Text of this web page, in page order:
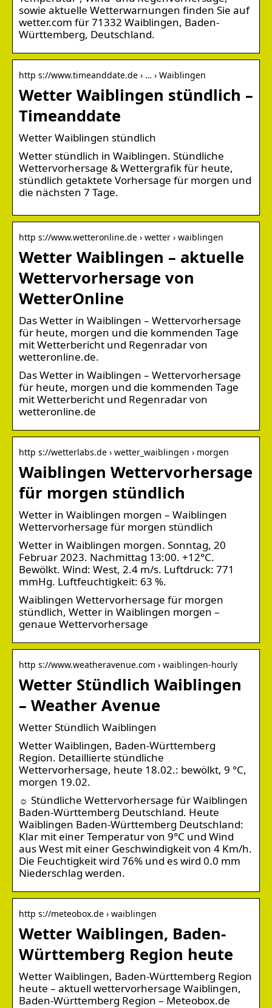
sowie aktuelle Wetterwarnungen finden Sie auf
wetter.com für 71332 Waiblingen, Baden-
Württemberg, Deutschland.
http s://www.timeanddate.de › … › Waiblingen
Wetter Waiblingen stündlich –
Timeanddate
Wetter Waiblingen stündlich
Wetter stündlich in Waiblingen. Stündliche
Wettervorhersage & Wettergrafik für heute,
stündlich getaktete Vorhersage für morgen und
die nächsten 7 Tage.
http s://www.wetteronline.de › wetter › waiblingen
Wetter Waiblingen – aktuelle
Wettervorhersage von
WetterOnline
Das Wetter in Waiblingen – Wettervorhersage
für heute, morgen und die kommenden Tage
mit Wetterbericht und Regenradar von
wetteronline.de.
Das Wetter in Waiblingen – Wettervorhersage
für heute, morgen und die kommenden Tage
mit Wetterbericht und Regenradar von
wetteronline.de
http s://wetterlabs.de › wetter_waiblingen › morgen
Waiblingen Wettervorhersage
für morgen stündlich
Wetter in Waiblingen morgen – Waiblingen
Wettervorhersage für morgen stündlich
Wetter in Waiblingen morgen. Sonntag, 20
Februar 2023. Nachmittag 13:00. +12°C.
Bewölkt. Wind: West, 2.4 m/s. Luftdruck: 771
mmHg. Luftfeuchtigkeit: 63 %.
Waiblingen Wettervorhersage für morgen
stündlich, Wetter in Waiblingen morgen –
genaue Wettervorhersage
http s://www.weatheravenue.com › waiblingen-hourly
Wetter Stündlich Waiblingen
– Weather Avenue
Wetter Stündlich Waiblingen
Wetter Waiblingen, Baden-Württemberg
Region. Detaillierte stündliche
Wettervorhersage, heute 18.02.: bewölkt, 9 °C,
morgen 19.02.
☼ Stündliche Wettervorhersage für Waiblingen
Baden-Württemberg Deutschland. Heute
Waiblingen Baden-Württemberg Deutschland:
Klar mit einer Temperatur von 9°C und Wind
aus West mit einer Geschwindigkeit von 4 Km/h.
Die Feuchtigkeit wird 76% und es wird 0.0 mm
Niederschlag werden.
http s://meteobox.de › waiblingen
Wetter Waiblingen, Baden-
Württemberg Region heute
Wetter Waiblingen, Baden-Württemberg Region
heute – aktuell wettervorhersage Waiblingen,
Baden-Württemberg Region – Meteobox.de